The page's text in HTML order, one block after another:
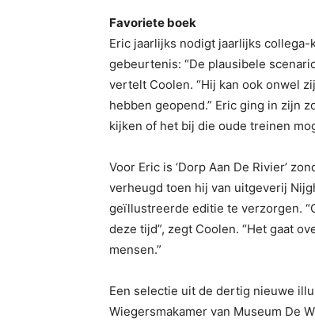
Favoriete boek
Eric jaarlijks nodigt jaarlijks
gebeurtenis: “De plausibele
vertelt Coolen. “Hij kan ook onwel
hebben geopend.” Eric ging in zijn
kijken of het bij die oude treinen
Voor Eric is ‘Dorp Aan De Rivier’
verheugd toen hij van uitgeverij
geïllustreerde editie te verzorgen.
deze tijd”, zegt Coolen. “Het gaat
mensen.”
Een selectie uit de dertig nieuwe
Wiegersmakamer van Museum De